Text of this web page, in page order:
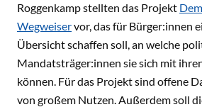
Roggenkamp stellten das Projekt
Wegweiservor, das für Bürger:innen
Übersicht schaffen soll, an welche
Mandatsträger:innen sie sich mit
können. Für das Projekt sind offene
von großem Nutzen. Außerdem soll